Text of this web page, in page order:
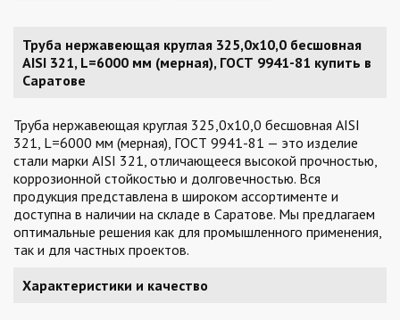
Труба нержавеющая круглая 325,0х10,0 бесшовная
AISI 321, L=6000 мм (мерная), ГОСТ 9941-81 купить в
Саратове
Труба нержавеющая круглая 325,0х10,0 бесшовная AISI
321, L=6000 мм (мерная), ГОСТ 9941-81 — это изделие
стали марки AISI 321, отличающееся высокой прочностью,
коррозионной стойкостью и долговечностью. Вся
продукция представлена в широком ассортименте и
доступна в наличии на складе в Саратове. Мы предлагаем
оптимальные решения как для промышленного применения,
так и для частных проектов.
Характеристики и качество